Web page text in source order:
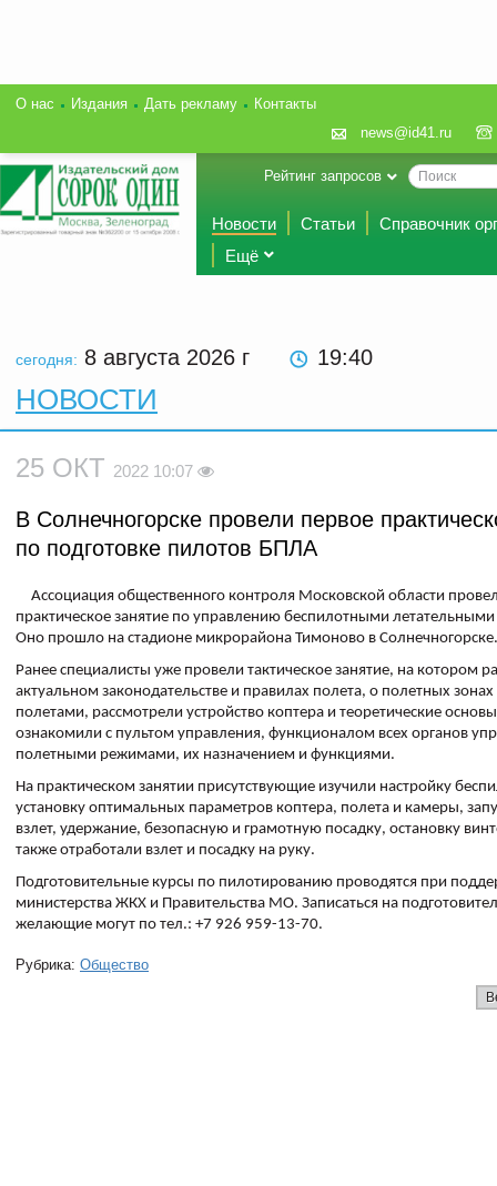
О нас Издания Дать рекламу
Контакты
news@id41.ru
Рейтинг запросов
Новости Статьи
Справочник
Ещё
сегодня: 8 августа 2026 г 19:40
НОВОСТИ
25 ОКТ 2022 10:07
В Солнечногорске провели первое
по подготовке пилотов БПЛА
Ассоциация общественного контроля Московской области
практическое занятие по управлению беспилотными
Оно прошло на стадионе микрорайона Тимоново в Солнечногорске.
Ранее специалисты уже провели тактическое занятие, на котором
актуальном законодательстве и правилах полета, о полетных
полетами, рассмотрели устройство коптера и теоретические
ознакомили с пультом управления, функционалом всех органов
полетными режимами, их назначением и функциями.
На практическом занятии присутствующие изучили настройку
установку оптимальных параметров коптера, полета и камеры,
взлет, удержание, безопасную и грамотную посадку, остановку
также отработали взлет и посадку на руку.
Подготовительные курсы по пилотированию проводятся при
министерства ЖКХ и Правительства МО. Записаться на
желающие могут по тел.: +7 926 959-13-70.
Рубрика: Общество